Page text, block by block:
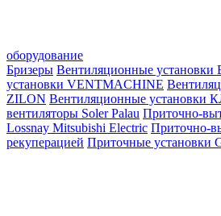
оборудование
Бризеры Вентиляционные установки
установки VENTMACHINE
ZILON Вентиляционные
вентиляторы Soler Palau Приточно-
Lossnay Mitsubishi Electric Приточно-
рекуперацией Приточные установки